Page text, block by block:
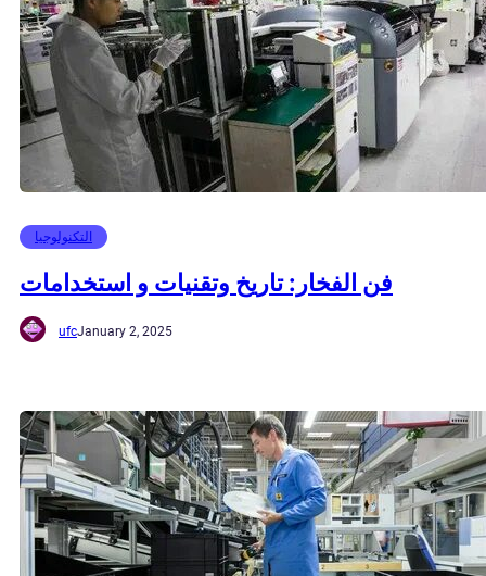
التكنولوجيا
فن الفخار: تاريخ وتقنيات و استخدامات
ufcJanuary 2, 2025